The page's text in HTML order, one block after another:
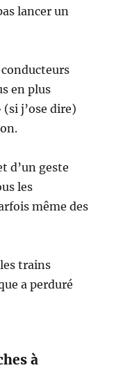
lancer un
en plus
j’ose dire)
d’un geste
les
même des
trains
a perduré
à